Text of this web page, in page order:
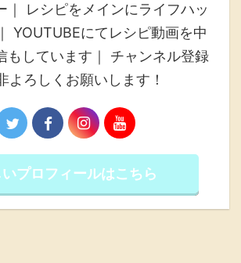
｜ レシピをメインにライフハッ
YOUTUBEにてレシピ動画を中
もしています｜ チャンネル登録
よろしくお願いします！
プロフィールはこちら